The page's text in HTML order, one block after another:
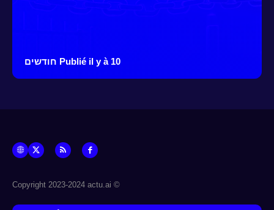
Publié il y à 10 חודשים
© Copyright 2023-2024 actu.ai